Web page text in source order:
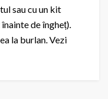
sau cu un kit
de îngheț).
la burlan. Vezi